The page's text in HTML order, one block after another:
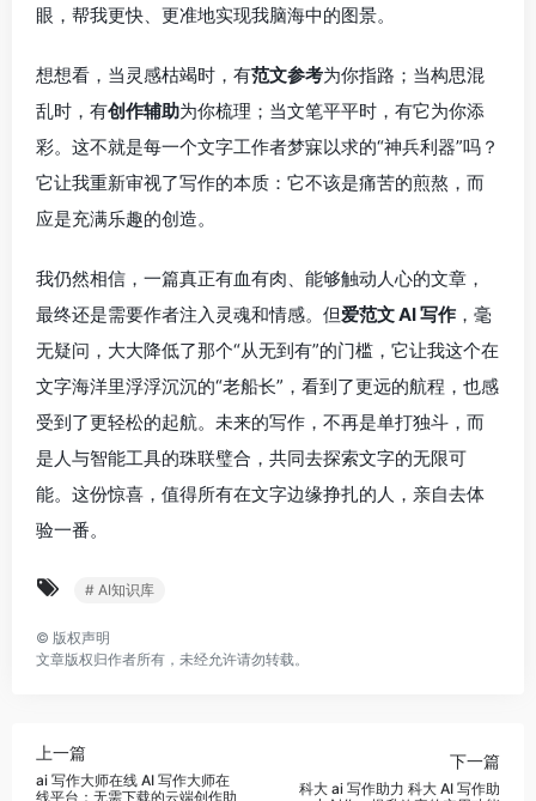
眼，帮我更快、更准地实现我脑海中的图景。
想想看，当灵感枯竭时，有范文参考为你指路；当构思混
乱时，有创作辅助为你梳理；当文笔平平时，有它为你添
彩。这不就是每一个文字工作者梦寐以求的“神兵利器”吗？
它让我重新审视了写作的本质：它不该是痛苦的煎熬，而
应是充满乐趣的创造。
我仍然相信，一篇真正有血有肉、能够触动人心的文章，
最终还是需要作者注入灵魂和情感。但爱范文 AI 写作 ，毫
无疑问，大大降低了那个“从无到有”的门槛，它让我这个在
文字海洋里浮浮沉沉的“老船长”，看到了更远的航程，也感
受到了更轻松的起航。未来的写作，不再是单打独斗，而
是人与智能工具的珠联璧合，共同去探索文字的无限可
能。这份惊喜，值得所有在文字边缘挣扎的人，亲自去体
验一番。
# AI知识库
© 版权声明
文章版权归作者所有，未经允许请勿转载。
上一篇
ai 写作大师在线 AI 写作大师在
线平台：无需下载的云端创作助
下一篇
科大 ai 写作助力 科大 AI 写作助